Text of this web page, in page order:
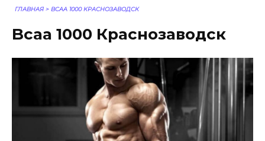
ГЛАВНАЯ > BCAA 1000 КРАСНОЗАВОДСК
Bcaa 1000 Краснозаводск